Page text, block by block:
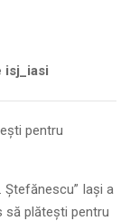
isj_iasi
pentru
Ștefănescu” Iași a
să plătești pentru